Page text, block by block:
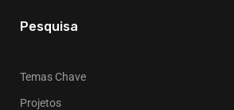
Pesquisa
Temas Chave
Projetos